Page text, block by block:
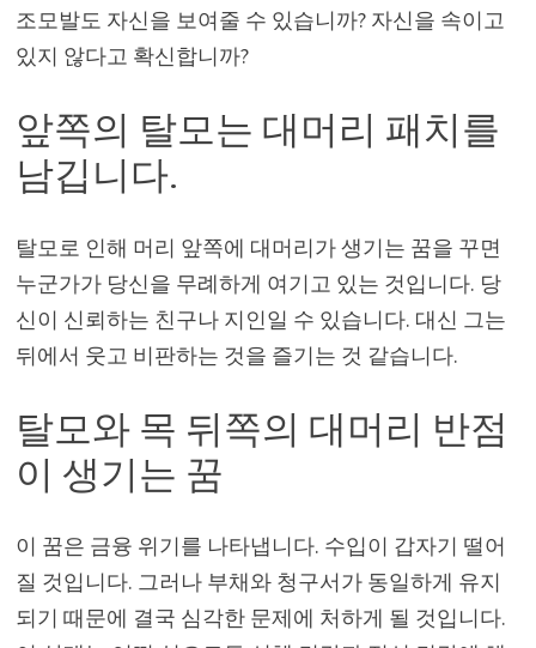
조모발도 자신을 보여줄 수 있습니까? 자신을 속이고
있지 않다고 확신합니까?
앞쪽의 탈모는 대머리 패치를
남깁니다.
탈모로 인해 머리 앞쪽에 대머리가 생기는 꿈을 꾸면
누군가가 당신을 무례하게 여기고 있는 것입니다. 당
신이 신뢰하는 친구나 지인일 수 있습니다. 대신 그는
뒤에서 웃고 비판하는 것을 즐기는 것 같습니다.
탈모와 목 뒤쪽의 대머리 반점
이 생기는 꿈
이 꿈은 금융 위기를 나타냅니다. 수입이 갑자기 떨어
질 것입니다. 그러나 부채와 청구서가 동일하게 유지
되기 때문에 결국 심각한 문제에 처하게 될 것입니다.